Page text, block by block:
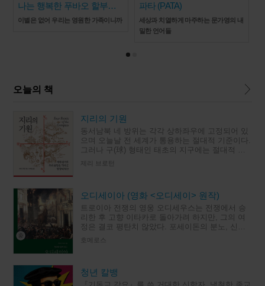
나는 행복한 푸바오 할부지
입니다
이별은 없어 우리는 영원한 가족이니까
파타 (PATA)
세상과 치열하게 마주하는 문가영의 내
밀한 언어들
오늘의 책
지리의 기원
동서남북 네 방위는 각각 상하좌우에 고정되어 있
으며 오늘날 전 세계가 통용하는 절대적 기준이다.
그러나 구(球) 형태인 태초의 지구에는 절대적 방
향이란 존재하지 않았다. 그렇다면 네 방위와 그
제리 브로턴
오디세이아 (영화 <오디세이> 원작)
트로이아 전쟁의 영웅 오디세우스는 전쟁에서 승
리한 후 고향 이타카로 돌아가려 하지만, 그의 여
정은 결코 평탄치 않았다. 포세이돈의 분노, 신들
의 장난, 인간의 오만과 약함은 그의 여정을 가로
호메로스
청년 칼뱅